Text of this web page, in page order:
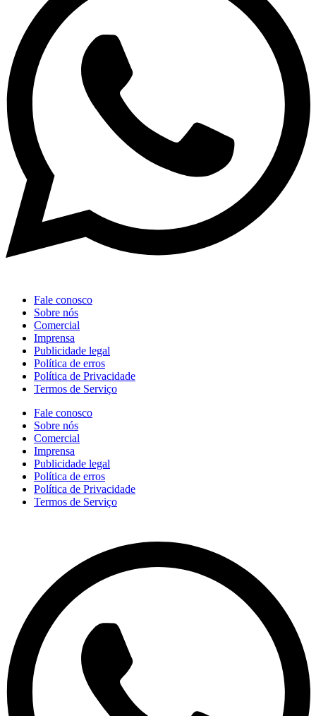
Fale conosco
Sobre nós
Comercial
Imprensa
Publicidade legal
Política de erros
Política de Privacidade
Termos de Serviço
Fale conosco
Sobre nós
Comercial
Imprensa
Publicidade legal
Política de erros
Política de Privacidade
Termos de Serviço